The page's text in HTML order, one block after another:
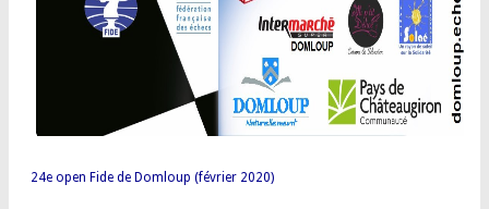
24e open Fide de Domloup (février 2020)